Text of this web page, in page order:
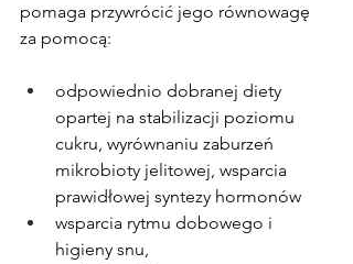
pomaga przywrócić jego równowagę
za pomocą:
odpowiednio dobranej diety
opartej na stabilizacji poziomu
cukru, wyrównaniu zaburzeń
mikrobioty jelitowej, wsparcia
prawidłowej syntezy hormonów
wsparcia rytmu dobowego i
higieny snu,